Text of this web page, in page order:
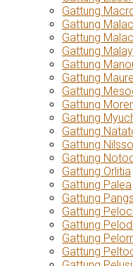
Gattung
Gattung
Gattung
Gattung
Gattung
Gattung
Gattung
Gattung
Gattung
Gattung
Gattung
Gattung
Gattung Orlitia
Gattung Palea
Gattung
Gattung
Gattung
Gattung
Gattung